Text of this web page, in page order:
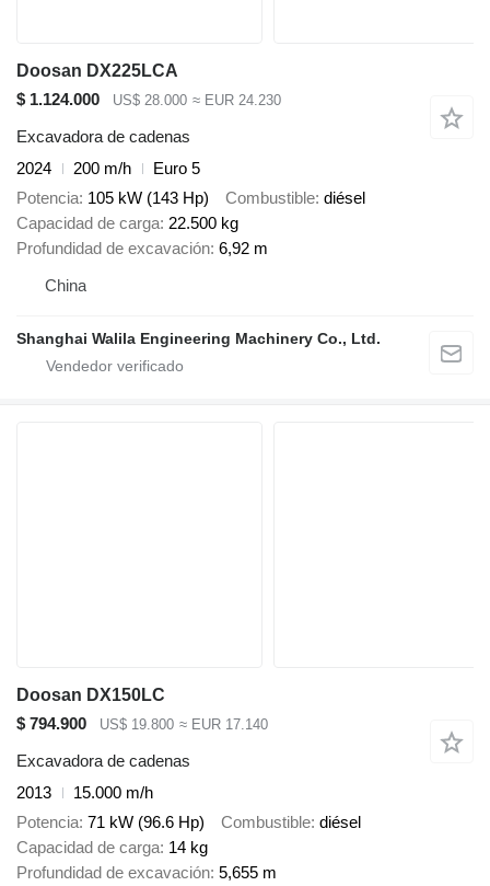
Doosan DX225LCA
$ 1.124.000
US$ 28.000 ≈ EUR 24.230
Excavadora de cadenas
2024
200 m/h
Euro 5
Potencia 105 kW (143 Hp) Combustible diésel
Capacidad de carga 22.500 kg
Profundidad de excavación 6,92 m
China
Shanghai Walila Engineering Machinery Co., Ltd.
Doosan DX150LC
$ 794.900
US$ 19.800 ≈ EUR 17.140
Excavadora de cadenas
2013
15.000 m/h
Potencia 71 kW (96.6 Hp) Combustible diésel
Capacidad de carga 14 kg
Profundidad de excavación 5,655 m